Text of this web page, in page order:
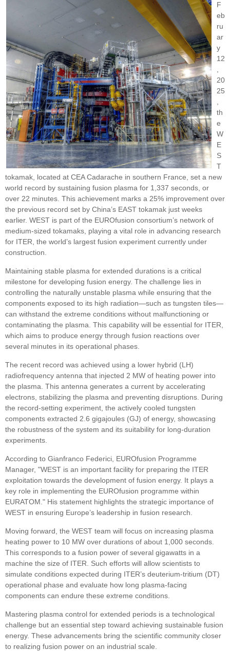
F
eb
ru
ar
y
12
,
20
25
,
th
e
W
E
S
T
tokamak, located at CEA Cadarache in southern France, set a new
world record by sustaining fusion plasma for 1,337 seconds, or
over 22 minutes. This achievement marks a 25% improvement over
the previous record set by China’s EAST tokamak just weeks
earlier. WEST is part of the EUROfusion consortium’s network of
medium-sized tokamaks, playing a vital role in advancing research
for ITER, the world’s largest fusion experiment currently under
construction.
Maintaining stable plasma for extended durations is a critical
milestone for developing fusion energy. The challenge lies in
controlling the naturally unstable plasma while ensuring that the
components exposed to its high radiation—such as tungsten tiles—
can withstand the extreme conditions without malfunctioning or
contaminating the plasma. This capability will be essential for ITER,
which aims to produce energy through fusion reactions over
several minutes in its operational phases.
The recent record was achieved using a lower hybrid (LH)
radiofrequency antenna that injected 2 MW of heating power into
the plasma. This antenna generates a current by accelerating
electrons, stabilizing the plasma and preventing disruptions. During
the record-setting experiment, the actively cooled tungsten
components extracted 2.6 gigajoules (GJ) of energy, showcasing
the robustness of the system and its suitability for long-duration
experiments.
According to Gianfranco Federici, EUROfusion Programme
Manager, "WEST is an important facility for preparing the ITER
exploitation towards the development of fusion energy. It plays a
key role in implementing the EUROfusion programme within
EURATOM." His statement highlights the strategic importance of
WEST in ensuring Europe’s leadership in fusion research.
Moving forward, the WEST team will focus on increasing plasma
heating power to 10 MW over durations of about 1,000 seconds.
This corresponds to a fusion power of several gigawatts in a
machine the size of ITER. Such efforts will allow scientists to
simulate conditions expected during ITER’s deuterium-tritium (DT)
operational phase and evaluate how long plasma-facing
components can endure these extreme conditions.
Mastering plasma control for extended periods is a technological
challenge but an essential step toward achieving sustainable fusion
energy. These advancements bring the scientific community closer
to realizing fusion power on an industrial scale.